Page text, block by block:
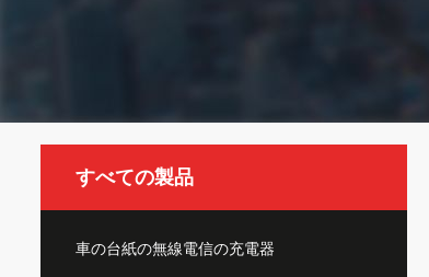
すべての製品
車の台紙の無線電信の充電器